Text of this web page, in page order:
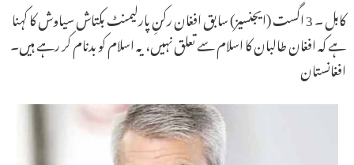
کابل ۔ 3 اگست (ایجنسیز) سابق افغان رکنِ پارلیمنٹ بکتاش سیاوش کا کہنا
ہے کہ افغان طالبان کا اسلام سے تعلق نہیں، یہ اسلام کو بدنام کر رہے ہیں۔
افغانستان